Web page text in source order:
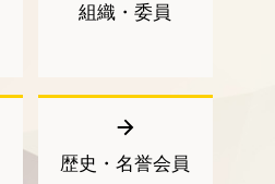
組織・委員
歴史・名誉会員